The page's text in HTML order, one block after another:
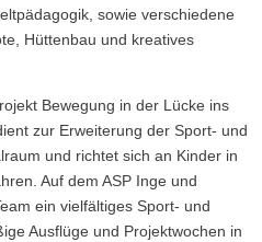
sowie verschiedene
Hüttenbau und kreatives
Bewegung in der Lücke ins
zur Erweiterung der Sport- und
und richtet sich an Kinder in
Auf dem ASP Inge und
ein vielfältiges Sport- und
Ausflüge und Projektwochen in